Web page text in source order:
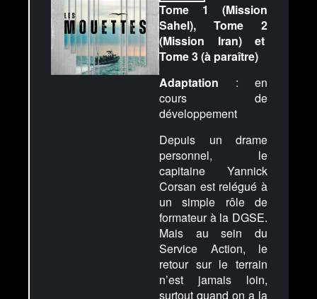
Tome 1 (Mission
Sahel), Tome 2
(Mission Iran) et
Tome 3 (à paraître)
Adaptation : en
cours de
développement
Depuis un drame
personnel, le
capitaine Yannick
Corsan est relégué à
un simple rôle de
formateur à la DGSE.
Mais au sein du
Service Action, le
retour sur le terrain
n’est jamais loin,
surtout quand on a la